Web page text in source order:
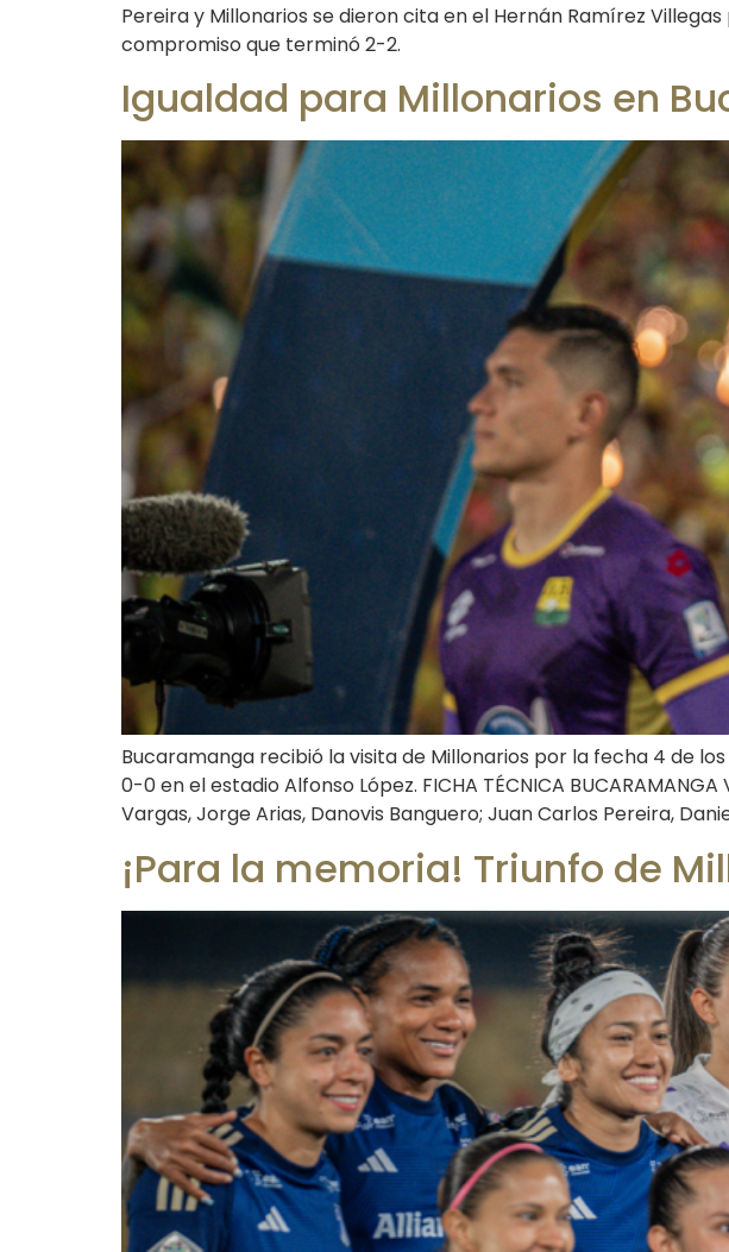
Pereira y Millonarios se dieron cita en el Hernán Ramírez
compromiso que terminó 2-2.
Igualdad para Millonarios en
Bucaramanga recibió la visita de Millonarios por la fecha 4 de
0-0 en el estadio Alfonso López. FICHA TÉCNICA
Vargas, Jorge Arias, Danovis Banguero; Juan Carlos Pereira,
¡Para la memoria! Triunfo de